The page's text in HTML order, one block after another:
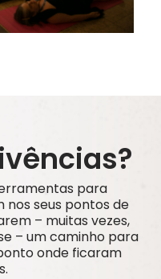
para
nos seus pontos de
– muitas vezes,
– um caminho para
onde ficaram